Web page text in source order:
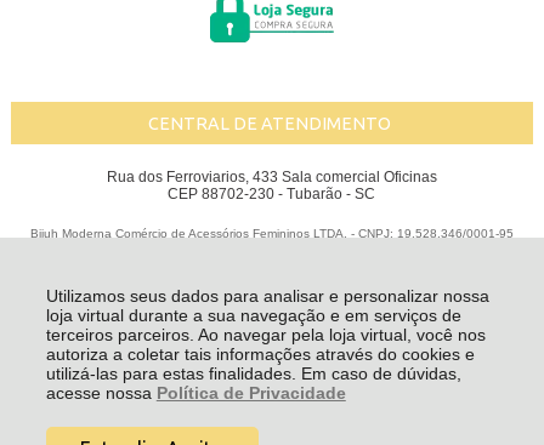
Utilizamos seus dados para analisar e personalizar nossa
loja virtual durante a sua navegação e em serviços de
terceiros parceiros. Ao navegar pela loja virtual, você nos
autoriza a coletar tais informações através do cookies e
utilizá-las para estas finalidades. Em caso de dúvidas,
acesse nossa Política de Privacidade
CENTRAL DE ATENDIMENTO
Rua dos Ferroviarios, 433 Sala comercial Oficinas
CEP 88702-230 - Tubarão - SC
Bijuh Moderna Comércio de Acessórios Femininos LTDA. - CNPJ: 19.528.346/0001-95